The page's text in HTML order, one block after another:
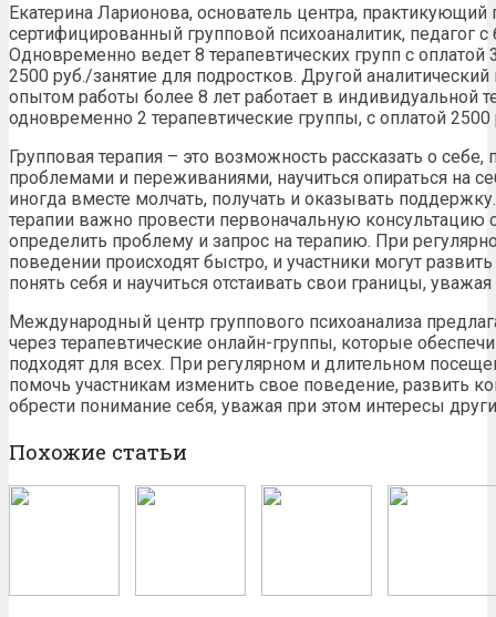
Екатерина Ларионова, основатель центра, практикующий
сертифицированный групповой психоаналитик, педагог
Одновременно ведет 8 терапевтических групп с оплатой
2500 руб./занятие для подростков. Другой
опытом работы более 8 лет работает в индивидуальной
одновременно 2 терапевтические группы, с оплатой 2500
Групповая терапия – это возможность рассказать о
проблемами и переживаниями, научиться опираться на
иногда вместе молчать, получать и оказывать
терапии важно провести первоначальную консультацию
определить проблему и запрос на терапию. При
поведении происходят быстро, и участники могут
понять себя и научиться отстаивать свои границы,
Международный центр группового психоанализа
через терапевтические онлайн-группы, которые
подходят для всех. При регулярном и длительном
помочь участникам изменить свое поведение, развить
обрести понимание себя, уважая при этом интересы
Похожие статьи